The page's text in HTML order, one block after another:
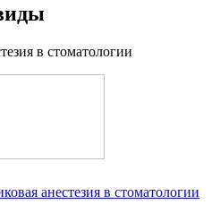
анестезия в стоматологии